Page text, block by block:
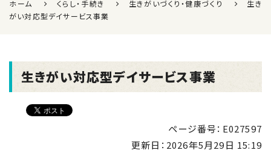
ホーム くらし・手続き 生きがいづくり・健康づくり
生き
がい対応型デイサービス事業
生きがい対応型デイサービス事業
ページ番号：E027597
更新日： 2026年5月29日 15:19